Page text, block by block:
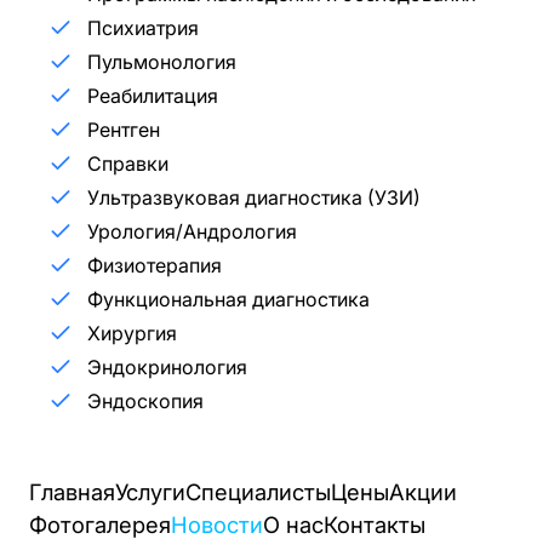
Психиатрия
Пульмонология
Реабилитация
Рентген
Справки
Ультразвуковая диагностика (УЗИ)
Урология/Андрология
Физиотерапия
Функциональная диагностика
Хирургия
Эндокринология
Эндоскопия
ГлавнаяУслугиСпециалистыЦеныАкции
ФотогалереяНовостиО насКонтакты